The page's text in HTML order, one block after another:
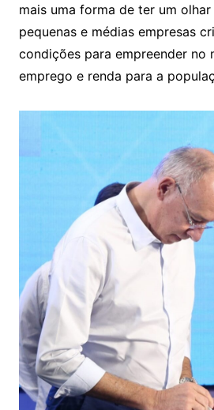
mais uma forma de ter um
pequenas e médias empresas
condições para empreender no
emprego e renda para a